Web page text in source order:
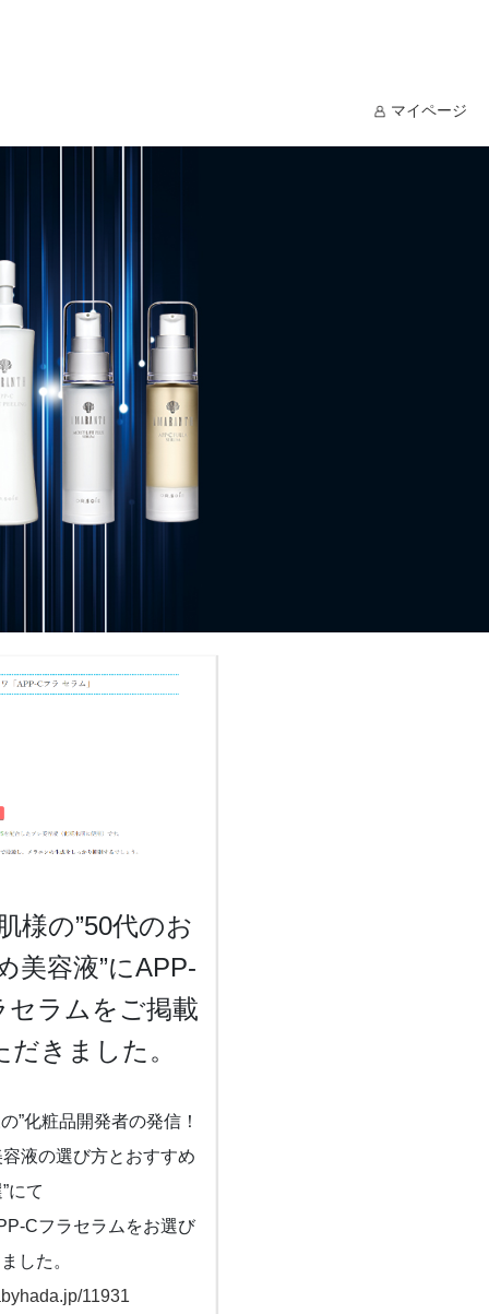
マイページ
様の”50代のお
美容液”にAPP-
セラムをご掲載
だきました。
”化粧品開発者の発信！
液の選び方とおすすめ
にて
Cフラセラムをお選び
した。
11931